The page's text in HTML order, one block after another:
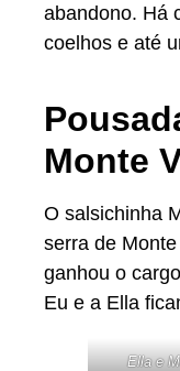
abandono. Há
coelhos e até
Monte
O salsichinha
serra de
ganhou o
Eu e a Ella
Ella e